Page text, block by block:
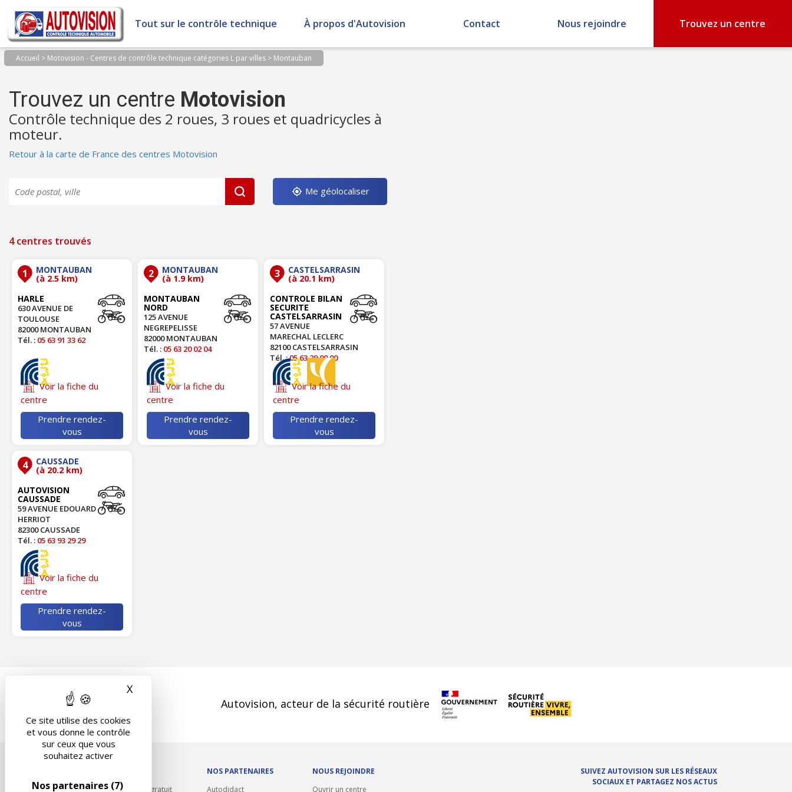
Panneau de gestion des cookies
Ce site utilise des cookies
et vous donne le contrôle
sur ceux que vous
souhaitez activer
Nos partenaires (7)
X
Tout sur le contrôle technique À propos d'Autovision Contact Nous rejoindre Trouvez un centre
Accueil > Motovision - Centres de contrôle technique catégories L par villes> Montauban
Trouvez un centre Motovision
Contrôle technique des 2 roues, 3 roues et quadricycles à
moteur.
Retour à la carte de France des centres Motovision
Me géolocaliser
4 centres trouvés
1 MONTAUBAN
(à 2.5 km)
HARLE
630 AVENUE DE
TOULOUSE
82000 MONTAUBAN
Tél. : 05 63 91 33 62
Voir la fiche du
centre
Prendre rendez-
vous
2 MONTAUBAN
(à 1.9 km)
MONTAUBAN
NORD
125 AVENUE
NEGREPELISSE
82000 MONTAUBAN
Tél. : 05 63 20 02 04
Voir la fiche du
centre
Prendre rendez-
vous
3 CASTELSARRASIN
(à 20.1 km)
CONTROLE BILAN
SECURITE
CASTELSARRASIN
57 AVENUE
MARECHAL LECLERC
82100 CASTELSARRASIN
Tél. :05 63 29 00 00
Voir la fiche du
centre
Prendre rendez-
vous
4 CAUSSADE
(à 20.2 km)
AUTOVISION
CAUSSADE
59 AVENUE EDOUARD
HERRIOT
82300 CAUSSADE
Tél. : 05 63 93 29 29
Voir la fiche du
centre
Prendre rendez-
vous
Autovision, acteur de la sécurité routière
Rappel contrôle technique gratuit
NOS PARTENAIRES
Autodidact
NOUS REJOINDRE
Ouvrir un centre
SUIVEZ AUTOVISION SUR LES RÉSEAUX
SOCIAUX ET PARTAGEZ NOS ACTUS